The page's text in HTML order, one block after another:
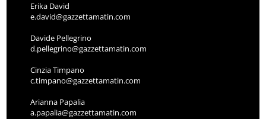
Erika David
e.david@gazzettamatin.com
Davide Pellegrino
d.pellegrino@gazzettamatin.com
Cinzia Timpano
c.timpano@gazzettamatin.com
Arianna Papalia
a.papalia@gazzettamatin.com